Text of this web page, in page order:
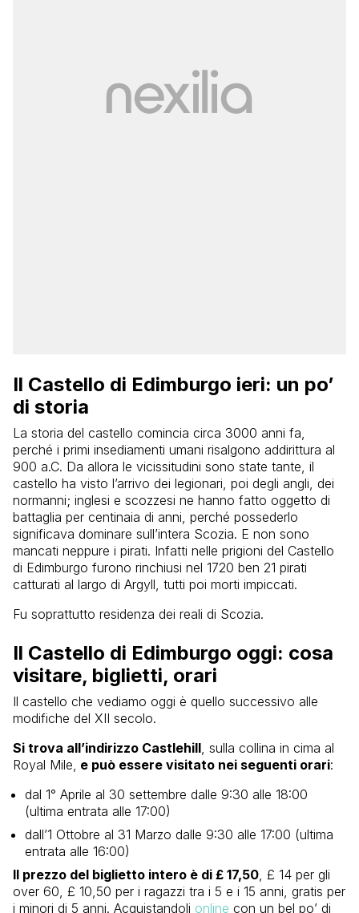
Il Castello di Edimburgo ieri: un po’
di storia
La storia del castello comincia circa 3000 anni fa,
perché i primi insediamenti umani risalgono addirittura al
900 a.C. Da allora le vicissitudini sono state tante, il
castello ha visto l’arrivo dei legionari, poi degli angli, dei
normanni; inglesi e scozzesi ne hanno fatto oggetto di
battaglia per centinaia di anni, perché possederlo
significava dominare sull’intera Scozia. E non sono
mancati neppure i pirati. Infatti nelle prigioni del Castello
di Edimburgo furono rinchiusi nel 1720 ben 21 pirati
catturati al largo di Argyll, tutti poi morti impiccati.
Fu soprattutto residenza dei reali di Scozia.
Il Castello di Edimburgo oggi: cosa
visitare, biglietti, orari
Il castello che vediamo oggi è quello successivo alle
modifiche del XII secolo.
Si trova all’indirizzo Castlehill , sulla collina in cima al
Royal Mile, e può essere visitato nei seguenti orari:
dal 1° Aprile al 30 settembre dalle 9:30 alle 18:00
(ultima entrata alle 17:00)
dall’1 Ottobre al 31 Marzo dalle 9:30 alle 17:00 (ultima
entrata alle 16:00)
Il prezzo del biglietto intero è di £ 17,50 , £ 14 per gli
over 60, £ 10,50 per i ragazzi tra i 5 e i 15 anni, gratis per
i minori di 5 anni. Acquistandoli online con un bel po’ di